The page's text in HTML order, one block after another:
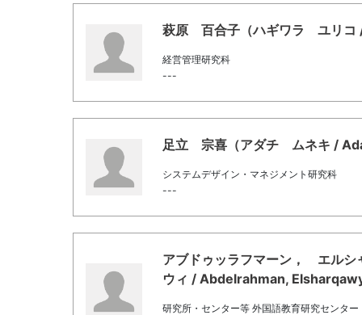
萩原 百合子（ハギワラ ユリコ
経営管理研究科
---
足立 宗喜（アダチ ムネキ /
システムデザイン・マネジメント研究科
---
アブドゥッラフマーン， エルシ
ウィ / Abdelrahman,
研究所・センター等 外国語教育研究センター